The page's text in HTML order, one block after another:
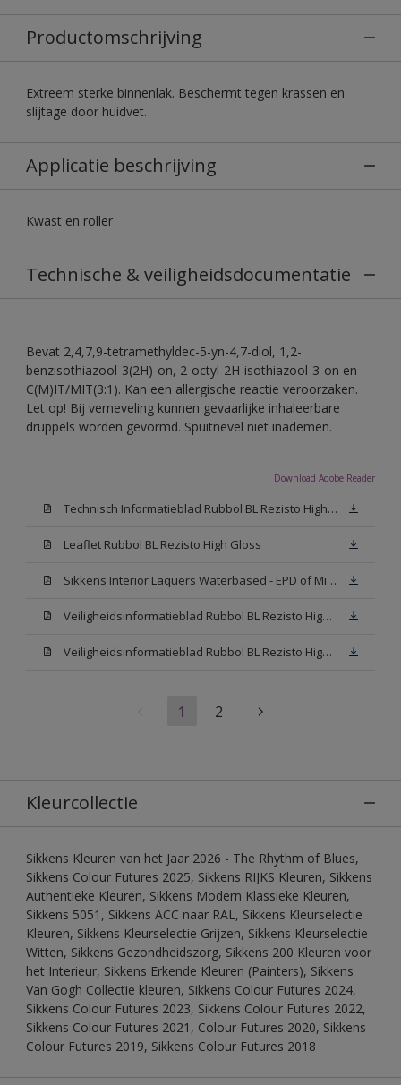
Productomschrijving
Extreem sterke binnenlak. Beschermt tegen krassen en
slijtage door huidvet.
Applicatie beschrijving
Kwast en roller
Technische & veiligheidsdocumentatie
Bevat 2,4,7,9-tetramethyldec-5-yn-4,7-diol, 1,2-
benzisothiazool-3(2H)-on, 2-octyl-2H-isothiazool-3-on en
C(M)IT/MIT(3:1). Kan een allergische reactie veroorzaken.
Let op! Bij verneveling kunnen gevaarlijke inhaleerbare
druppels worden gevormd. Spuitnevel niet inademen.
Download Adobe Reader
Technisch Informatieblad Rubbol BL Rezisto High Gloss (New Livery) (PDF)
Leaflet Rubbol BL Rezisto High Gloss
Sikkens Interior Laquers Waterbased - EPD of Milieuproductverklaring
Veiligheidsinformatieblad Rubbol BL Rezisto High Gloss N00 (MSDS)
Veiligheidsinformatieblad Rubbol BL Rezisto High Gloss White (MSDS)
1 2
Kleurcollectie
Sikkens Kleuren van het Jaar 2026 - The Rhythm of Blues,
Sikkens Colour Futures 2025, Sikkens RIJKS Kleuren, Sikkens
Authentieke Kleuren, Sikkens Modern Klassieke Kleuren,
Sikkens 5051, Sikkens ACC naar RAL, Sikkens Kleurselectie
Kleuren, Sikkens Kleurselectie Grijzen, Sikkens Kleurselectie
Witten, Sikkens Gezondheidszorg, Sikkens 200 Kleuren voor
het Interieur, Sikkens Erkende Kleuren (Painters), Sikkens
Van Gogh Collectie kleuren, Sikkens Colour Futures 2024,
Sikkens Colour Futures 2023, Sikkens Colour Futures 2022,
Sikkens Colour Futures 2021, Colour Futures 2020, Sikkens
Colour Futures 2019, Sikkens Colour Futures 2018